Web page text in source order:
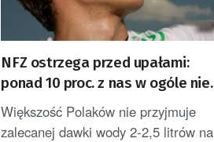
NFZ ostrzega przed upałami:
ponad 10 proc. z nas w ogóle nie
pije wody
Większość Polaków nie przyjmuje
zalecanej dawki wody 2-2,5 litrów na